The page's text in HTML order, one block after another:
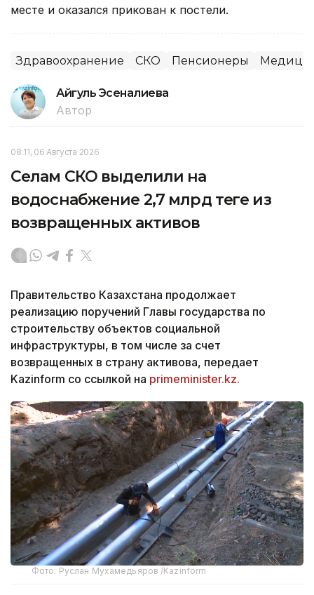
месте и оказался прикован к постели.
Здравоохранение СКО Пенсионеры
Айгуль Эсеналиева
Автор
08:11, 06 Августа 2026
Селам СКО выделили на
водоснабжение 2,7 млрд теңге из
возвращенных активов
Правительство Казахстана продолжает
реализацию поручений Главы государства по
строительству объектов социальной
инфраструктуры, в том числе за счет
возвращенных в страну активова, передает
Kazinform со ссылкой на primeminister.kz.
Фото: Руслан Мухамедьяров /Kazinform